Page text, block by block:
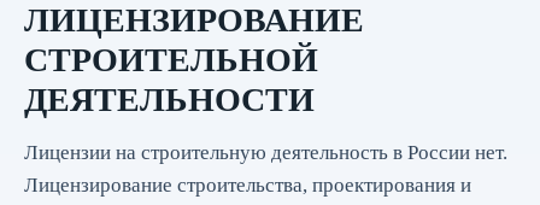
ЛИЦЕНЗИРОВАНИЕ
СТРОИТЕЛЬНОЙ
ДЕЯТЕЛЬНОСТИ
Лицензии на строительную деятельность в России нет.
Лицензирование строительства, проектирования и